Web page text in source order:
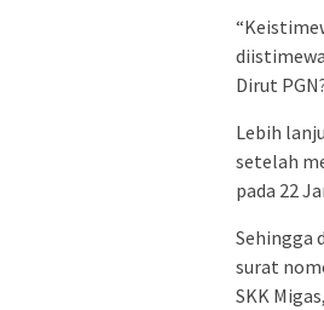
Dirut
Lebih
setelah
pada 22
Sehingga
surat
SKK